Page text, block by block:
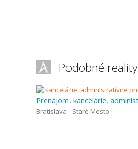
Podobné reality
Bratislava - Staré Mesto